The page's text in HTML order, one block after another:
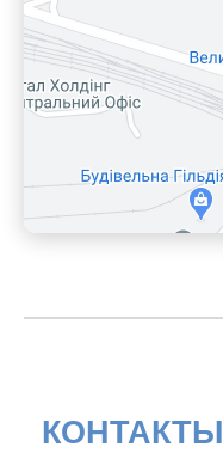
КОНТАКТЫ